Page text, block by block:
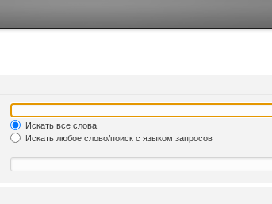
Искать все слова
Искать любое слово/поиск с языком запросов